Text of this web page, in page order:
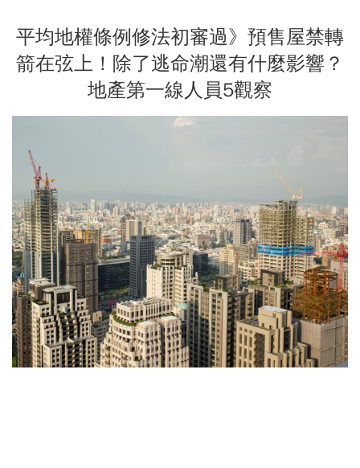
平均地權條例修法初審過》預售屋禁轉
箭在弦上！除了逃命潮還有什麼影響？
地產第一線人員5觀察